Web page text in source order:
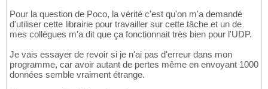
72
73
74
76
77
78
for(int n=0; n<nbData; n++) {
if(data[n ] !=
			dataLost++;
	pourcentageDataLost =
((double
	std::cout <<
"Pourcentage de
Pour la question de Poco, la vérité c'est qu'on m'a demandé
d'utiliser cette librairie pour travailler sur cette tâche et un de
mes collègues m'a dit que ça fonctionnait très bien pour l'UDP.
Je vais essayer de revoir si je n'ai pas d'erreur dans mon
programme, car avoir autant de pertes même en envoyant 1000
données semble vraiment étrange.